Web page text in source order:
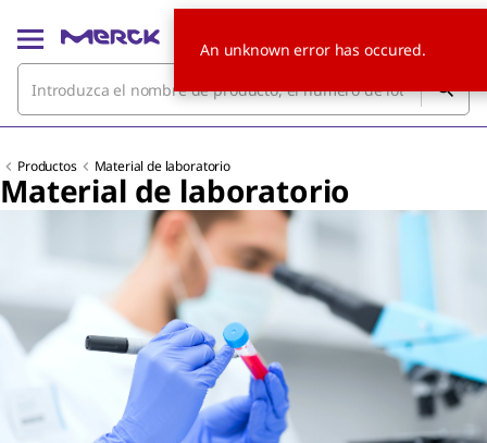
Productos Material de laboratorio
Material de laboratorio
An unknown error has occured.